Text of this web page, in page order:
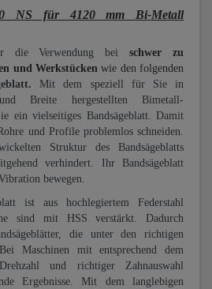
NS für 4120 mm Bi-Metall
die Verwendung beischwer zu
und Werkstücken wie den folgenden
Mit dem speziell für Sie in
Breite hergestellten Bimetall-
ein vielseitiges Bandsägeblatt. Damit
und Profile problemlos schneiden.
Struktur des Bandsägeblatts
verhindert. Ihr Bandsägeblatt
bewegen.
ist aus hochlegiertem Federstahl
sind mit HSS verstärkt. Dadurch
die unter den richtigen
Maschinen mit entsprechend dem
und richtiger Zahnauswahl
Ergebnisse. Mit dem langlebigen